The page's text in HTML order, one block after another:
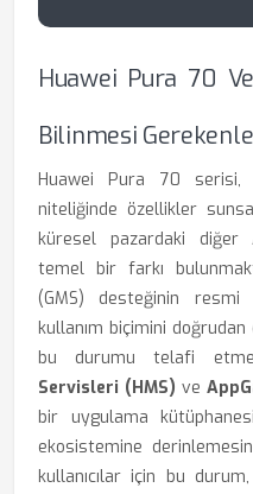
Huawei Pura 70
Bilinmesi
Huawei Pura 70 serisi,
niteliğinde özellikler
küresel pazardaki diğer
temel bir farkı
(GMS) desteğinin resmi
kullanım biçimini
bu durumu telafi
Servisleri (HMS) ve
bir uygulama
ekosistemine
kullanıcılar için bu durum,